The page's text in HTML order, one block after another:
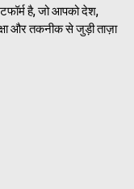
है, जो आपको देश,
और तकनीक से जुड़ी ताज़ा